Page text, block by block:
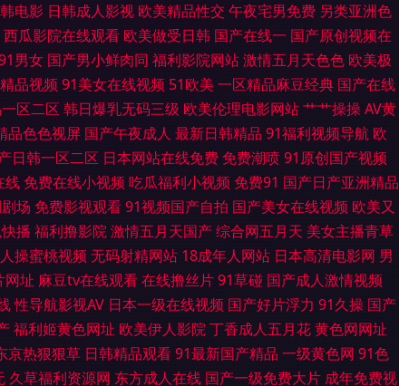
入口 变态另类性爱av 韩国无码AV下载 狼友福利在线观看 欧美亚洲
频国产在线 成人一级片 韩日操逼无码 久久8热 欧美性爱亚州影院 亚
天天干 亚洲涩涩免费 91福利微拍导航 A片网站入口 国产AV线上 久
韩高清成人AV 日韩破解无码片 午夜免费视频 最新的黄色网址 成人
司机网址 五月天婷婷色色 97超碰成人 麻豆精久久 午夜免费视频 超
天色情 97精频 第一婷婷基地 黑料网线路一二三 美女天天干天天操
外露出视频91 玖玖91网站 欧美丝袜性爱A片 老司机操操 超碰91成
情影院 综合色鬼 在线观看美女福利 91色网站 AA欧美性爱 国产91
97资源欧美 99视频80P 成人超碰在线观看 国产乱论 久久8热 免费拳
电影 日韩成人影视 欧美精品性交 午夜宅男免费 另类亚洲色
西瓜影院在线观看 欧美做受日韩 国产在线一 国产原创视频在
男女 国产男小鲜肉同 福利影院网站激情五月天色色 欧美极
品视频 91美女在线视频 51欧美 一区精品麻豆经典 国产在线
区二区 韩日爆乳无码三级 欧美伦理电影网站艹艹操操AV黄
品色色视屏 国产午夜成人 最新日韩精品 91福利视频导航 欧
日韩一区二区 日本网站在线免费 免费潮喷91原创国产视频
线 免费在线小视频 吃瓜福利小视频 免费91 国产日产亚洲精品
场 免费影视观看91视频国产自拍 国产美女在线视频 欧美又
播 福利撸影院激情五月天国产综合网五月天 美女主播青草
操蜜桃视频 无码射精网站 18成年人网站 日本高清电影网 男
网址 麻豆tv在线观看在线撸丝片91草碰 国产成人激情视频
性导航影视AV 日本一级在线视频 国产好片浮力 91久操 国产
福利姬黄色网址 欧美伊人影院丁香成人五月花黄色网网址
京热狠狠草 日韩精品观看91最新国产精品 一级黄色网 91色
久草福利资源网 东方成人在线 国产一级免费大片 成年免费视